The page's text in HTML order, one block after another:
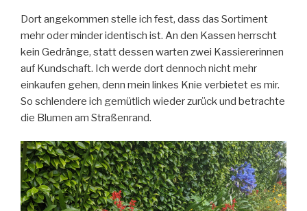
Dort angekommen stelle ich fest, dass das Sortiment
mehr oder minder identisch ist. An den Kassen herrscht
kein Gedränge, statt dessen warten zwei Kassiererinnen
auf Kundschaft. Ich werde dort dennoch nicht mehr
einkaufen gehen, denn mein linkes Knie verbietet es mir.
So schlendere ich gemütlich wieder zurück und betrachte
die Blumen am Straßenrand.